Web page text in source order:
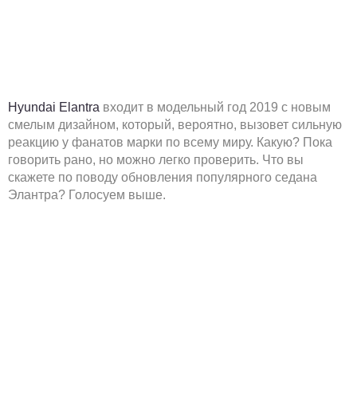
Hyundai Elantra входит в модельный год 2019 с новым
смелым дизайном, который, вероятно, вызовет сильную
реакцию у фанатов марки по всему миру. Какую? Пока
говорить рано, но можно легко проверить. Что вы
скажете по поводу обновления популярного седана
Элантра? Голосуем выше.